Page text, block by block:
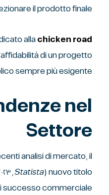
il prodotto finale.
allachicken road ٢ demo
di un progetto
sempre più esigente.
nel
Settore
nuovo titolo ( Statista, ٢٠٢٣
successo commerciale.